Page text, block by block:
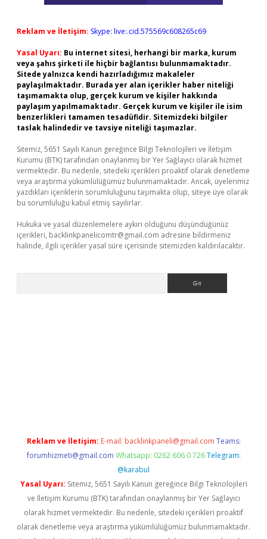
Reklam ve İletişim: Skype: live:.cid.575569c608265c69
Yasal Uyarı: Bu internet sitesi, herhangi bir marka, kurum
veya şahıs şirketi ile hiçbir bağlantısı bulunmamaktadır.
Sitede yalnızca kendi hazırladığımız makaleler
paylaşılmaktadır. Burada yer alan içerikler haber niteliği
taşımamakta olup, gerçek kurum ve kişiler hakkında
paylaşım yapılmamaktadır. Gerçek kurum ve kişiler ile isim
benzerlikleri tamamen tesadüfidir. Sitemizdeki bilgiler
taslak halindedir ve tavsiye niteliği taşımazlar.
Sitemiz, 5651 Sayılı Kanun gereğince Bilgi Teknolojileri ve İletişim
Kurumu (BTK) tarafından onaylanmış bir Yer Sağlayıcı olarak hizmet
vermektedir. Bu nedenle, sitedeki içerikleri proaktif olarak denetleme
veya araştırma yükümlülüğümüz bulunmamaktadır. Ancak, üyelerimiz
yazdıkları içeriklerin sorumluluğunu taşımakta olup, siteye üye olarak
bu sorumluluğu kabul etmiş sayılırlar.
Hukuka ve yasal düzenlemelere aykırı olduğunu düşündüğünüz
içerikleri, backlinkpanelicomtr@gmail.com adresine bildirmeniz
halinde, ilgili içerikler yasal süre içerisinde sitemizden kaldırılacaktır.
Reklam ve İletişim: E-mail: backlinkpaneli@gmail.com Teams:
forumhizmeti@gmail.com Whatsapp: 0262 606 0 726 Telegram:
@karabul
Yasal Uyarı: Sitemiz, 5651 Sayılı Kanun gereğince Bilgi Teknolojileri
ve İletişim Kurumu (BTK) tarafından onaylanmış bir Yer Sağlayıcı
olarak hizmet vermektedir. Bu nedenle, sitedeki içerikleri proaktif
olarak denetleme veya araştırma yükümlülüğümüz bulunmamaktadır.